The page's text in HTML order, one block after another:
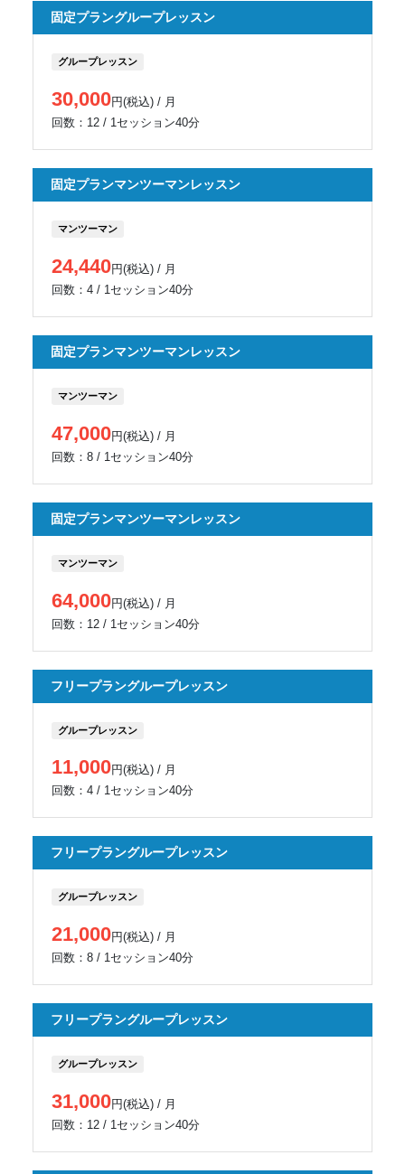
固定プラングループレッスン
グループレッスン
30,000円(税込) / 月
回数：12 / 1セッション40分
固定プランマンツーマンレッスン
マンツーマン
24,440円(税込) / 月
回数：4 / 1セッション40分
固定プランマンツーマンレッスン
マンツーマン
47,000円(税込) / 月
回数：8 / 1セッション40分
固定プランマンツーマンレッスン
マンツーマン
64,000円(税込) / 月
回数：12 / 1セッション40分
フリープラングループレッスン
グループレッスン
11,000円(税込) / 月
回数：4 / 1セッション40分
フリープラングループレッスン
グループレッスン
21,000円(税込) / 月
回数：8 / 1セッション40分
フリープラングループレッスン
グループレッスン
31,000円(税込) / 月
回数：12 / 1セッション40分